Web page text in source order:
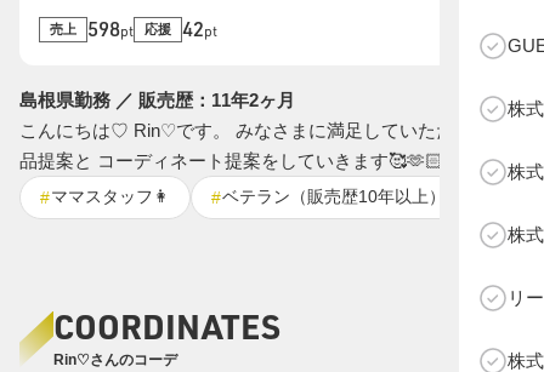
株
株
株
リ
株
売上 598pt 応援 42pt
島根県勤務 ／ 販売歴：11年2ヶ月
こんにちは♡ Rin♡です。 みなさまに満足していただける商
品提案と コーディネート提案をしていきます🥰🫶🏻
#ママスタッフ👩 #ベテラン（販売歴10年以上）
COORDINATES
Rin♡さんのコーデ